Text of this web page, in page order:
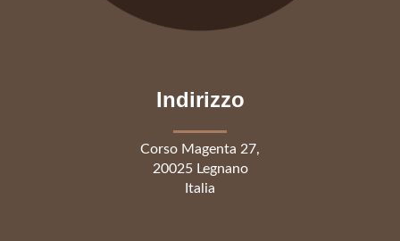
Indirizzo
Corso Magenta 27,
20025 Legnano
Italia